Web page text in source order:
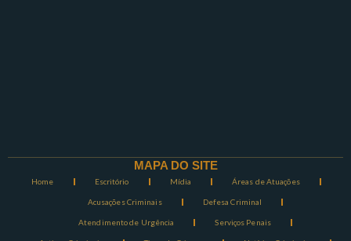
MAPA DO SITE
Home Escritório Mídia Áreas de Atuações
Acusações Criminais Defesa Criminal
Atendimento de Urgência Serviços Penais